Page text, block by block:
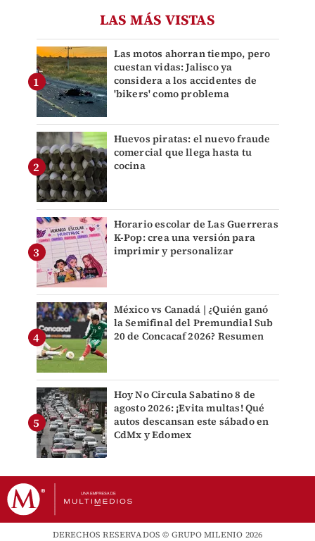
LAS MÁS VISTAS
Las motos ahorran tiempo, pero
cuestan vidas: Jalisco ya
considera a los accidentes de
'bikers' como problema
Huevos piratas: el nuevo fraude
comercial que llega hasta tu
cocina
Horario escolar de Las Guerreras
K-Pop: crea una versión para
imprimir y personalizar
México vs Canadá | ¿Quién ganó
la Semifinal del Premundial Sub
20 de Concacaf 2026? Resumen
Hoy No Circula Sabatino 8 de
agosto 2026: ¡Evita multas! Qué
autos descansan este sábado en
CdMx y Edomex
DERECHOS RESERVADOS © GRUPO MILENIO 2026